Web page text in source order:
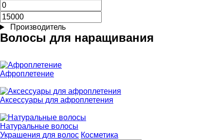
Производитель
Волосы для наращивания
Афроплетение
Аксессуары для афроплетения
Натуральные волосы
Украшения для волос Косметика